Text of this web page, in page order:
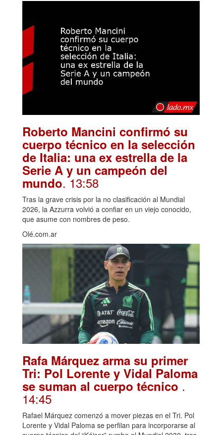
Roberto Mancini confirmó su
cuerpo técnico en la selección
de Italia: una ex estrella de la
Serie A y un campeón del
mundo. 13:58
Tras la grave crisis por la no clasificación al Mundial
2026, la Azzurra volvió a confiar en un viejo conocido,
que asume con nombres de peso.
Olé.com.ar
Rafa Márquez arma su primer
Tri: Pol Lorente y Vidal Paloma
se suman al cuerpo técnico .
14:45
Rafael Márquez comenzó a mover piezas en el Tri. Pol
Lorente y Vidal Paloma se perfilan para incorporarse al